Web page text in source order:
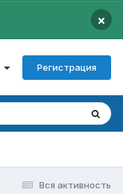
×
Регистрация
Вся активность